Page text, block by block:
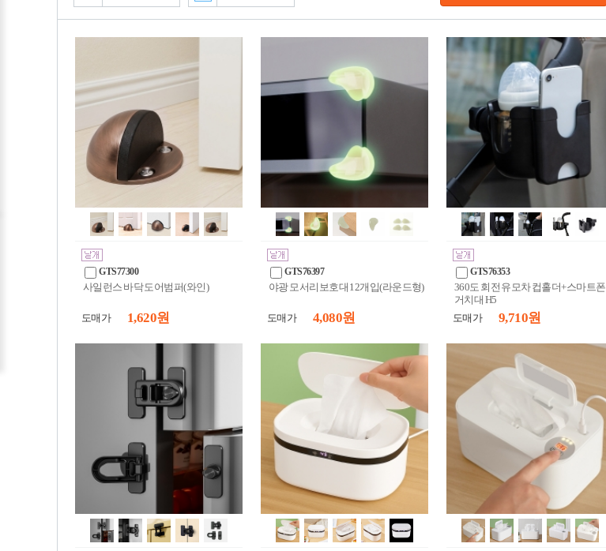
GTS77300
사일런스 바닥 도어범퍼(와인)
도매가 1,620 원
GTS76397
야광 모서리보호대 12개입(라운드형)
도매가 4,080 원
GTS76353
360도 회전 유모차 컵홀더+스마트폰
거치대 H5
도매가
9,710 원